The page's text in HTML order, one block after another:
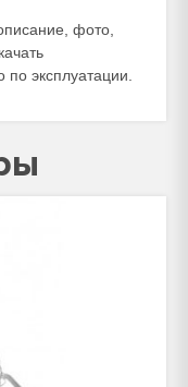
фото,
по эксплуатации.